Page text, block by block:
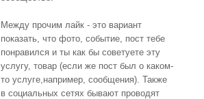
Между прочим лайк - это вариант
показать, что фото, событие, пост тебе
понравился и ты как бы советуете эту
услугу, товар (если же пост был о каком-
то услуге,например, сообщения). Также
в социальных сетях бывают проводят